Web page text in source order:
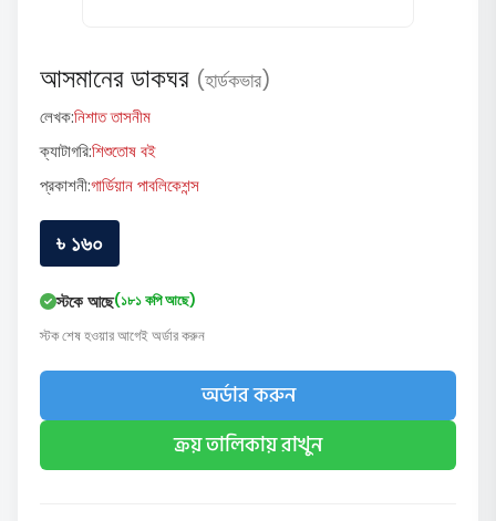
আসমানের ডাকঘর (হার্ডকভার)
লেখক:নিশাত তাসনীম
ক্যাটাগরি:শিশুতোষ বই
প্রকাশনী:গার্ডিয়ান পাবলিকেশন্স
৳ ১৬০
স্টকে আছে(১৮১ কপি আছে)
স্টক শেষ হওয়ার আগেই অর্ডার করুন
অর্ডার করুন
ক্রয় তালিকায় রাখুন